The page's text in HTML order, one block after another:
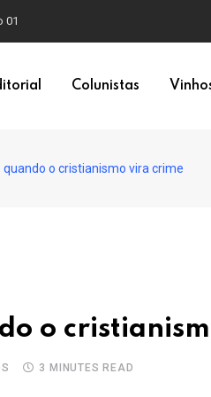
01
Colunistas
quando o cristianismo vira crime
o
3 MINUTES READ